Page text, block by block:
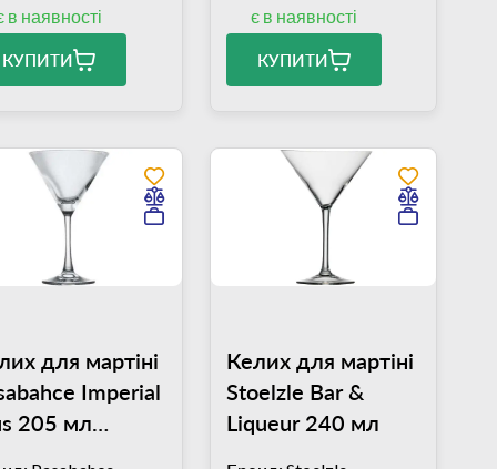
в наявності
КУПИТИ
є в наявності
КУПИТИ
для мартіні
Imperial
205 мл
Келих для мартіні
Stoelzle Bar &
Liqueur 240 мл